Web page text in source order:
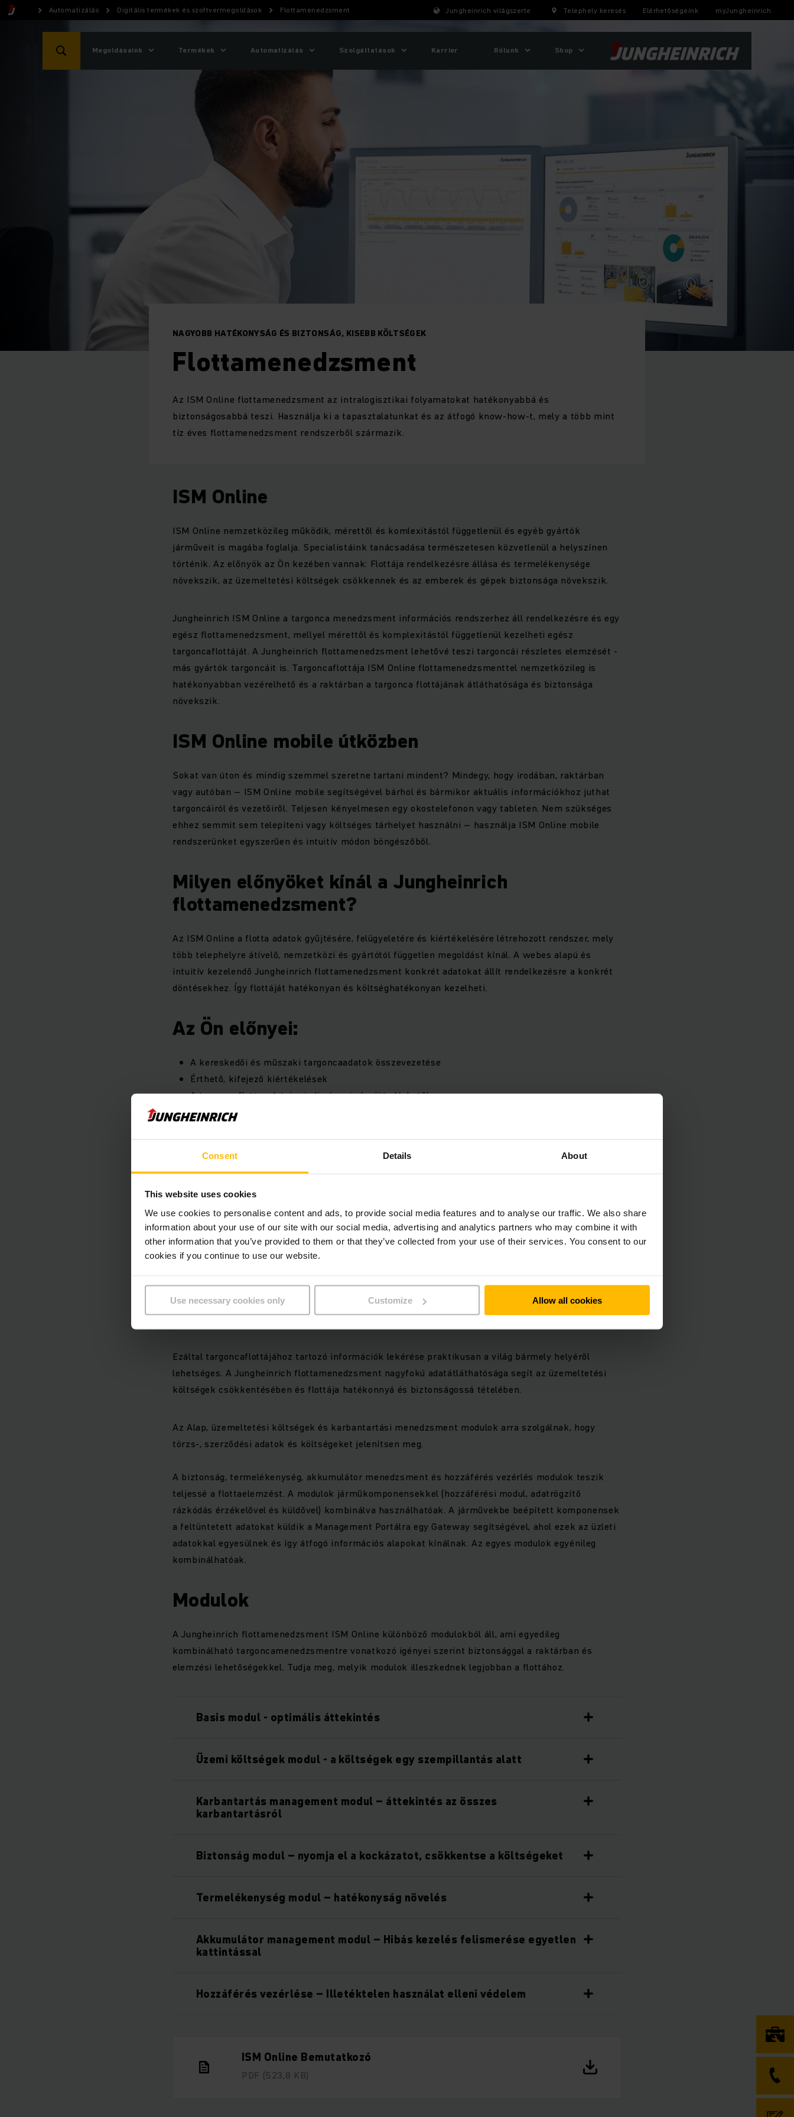
Consent Details About
This website uses cookies
We use cookies to personalise content and ads, to provide social media features and to analyse our traffic. We also share
information about your use of our site with our social media, advertising and analytics partners who may combine it with
other information that you’ve provided to them or that they’ve collected from your use of their services. You consent to our
cookies if you continue to use our website.
Use necessary cookies only Customize Allow all cookies
Automatizálás Digitális termékek és szoftvermegoldások Flottamenedzsment Jungheinrich világszerte Telephely keresés Elérhetőségeink myJungheinrich
Megoldásaink Termékek Automatizálás Szolgáltatások Karrier Rólunk Shop
NAGYOBB HATÉKONYSÁG ÉS BIZTONSÁG, KISEBB KÖLTSÉGEK
Flottamenedzsment
Az ISM Online flottamenedzsment az intralogisztikai folyamatokat hatékonyabbá és
biztonságosabbá teszi. Használja ki a tapasztalatunkat és az átfogó know-how-t, mely a több mint
tíz éves flottamenedzsment rendszerből származik.
ISM Online
ISM Online nemzetközileg működik, mérettől és komlexitástól függetlenül és egyéb gyártók
járműveit is magába foglalja. Specialistáink tanácsadása természetesen közvetlenül a helyszínen
történik. Az előnyök az Ön kezében vannak: Flottája rendelkezésre állása és termelékenysége
növekszik, az üzemeltetési költségek csökkennek és az emberek és gépek biztonsága növekszik.
Jungheinrich ISM Online a targonca menedzsment információs rendszerhez áll rendelkezésre és egy
egész flottamenedzsment, mellyel mérettől és komplexitástól függetlenül kezelheti egész
targoncaflottáját. A Jungheinrich flottamenedzsment lehetővé teszi targoncái részletes elemzését -
más gyártók targoncáit is. Targoncaflottája ISM Online flottamenedzsmenttel nemzetközileg is
hatékonyabban vezérelhető és a raktárban a targonca flottájának átláthatósága és biztonsága
növekszik.
ISM Online mobile útközben
Sokat van úton és mindig szemmel szeretne tartani mindent? Mindegy, hogy irodában, raktárban
vagy autóban – ISM Online mobile segítségével bárhol és bármikor aktuális információkhoz juthat
targoncáiról és vezetőiről. Teljesen kényelmesen egy okostelefonon vagy tableten. Nem szükséges
ehhez semmit sem telepíteni vagy költséges tárhelyet használni – használja ISM Online mobile
rendszerünket egyszerűen és intuitív módon böngészőből.
Milyen előnyöket kínál a Jungheinrich
flottamenedzsment?
Az ISM Online a flotta adatok gyűjtésére, felügyeletére és kiértékelésére létrehozott rendszer, mely
több telephelyre átívelő, nemzetközi és gyártótól független megoldást kínál. A webes alapú és
intuitív kezelendő Jungheinrich flottamenedzsment konkrét adatokat állít rendelkezésre a konkrét
döntésekhez. Így flottáját hatékonyan és költséghatékonyan kezelheti.
Az Ön előnyei:
A kereskedői és műszaki targoncaadatok összevezetése
Érthető, kifejező kiértékelések
A targoncaflotta adatai mindig és mindenütt elérhetők
Flottája telephelyen átívelő és nemzetközi adatai
Egyénileg kombinálható flottamenedzsment modulok
Flottájának költségoptimalizálása
Mobil eszközökkel való használatra optimalizálva
Hogyan működik ISM Online?
targoncájáról szóló alkalmazási-, valamint ütközési adatot egy rendszerben. Flottájának megfelelő
adataihoz történő hozzáférés a Management Portálon keresztül történik az internet egy védett
tartományában.
Ezáltal targoncaflottájához tartozó információk lekérése praktikusan a világ bármely helyéről
lehetséges. A Jungheinrich flottamenedzsment nagyfokú adatátláthatósága segít az üzemeltetési
költségek csökkentésében és flottája hatékonnyá és biztonságossá tételében.
Az Alap, üzemeltetési költségek és karbantartási menedzsment modulok arra szolgálnak, hogy
törzs-, szerződési adatok és költségeket jelenítsen meg.
A biztonság, termelékenység, akkumulátor menedzsment és hozzáférés vezérlés modulok teszik
teljessé a flottaelemzést. A modulok járműkomponensekkel (hozzáférési modul, adatrögzítő
rázkódás érzékelővel és küldővel) kombinálva használhatóak. A járművekbe beépített komponensek
a feltüntetett adatokat küldik a Management Portálra egy Gateway segítségével, ahol ezek az üzleti
adatokkal egyesülnek és így átfogó információs alapokat kínálnak. Az egyes modulok egyénileg
kombinálhatóak.
Modulok
A Jungheinrich flottamenedzsment ISM Online különböző modulokból áll, ami egyedileg
kombinálható targoncamenedzsmentre vonatkozó igényei szerint biztonsággal a raktárban és
elemzési lehetőségekkel. Tudja meg, melyik modulok illeszkednek legjobban a flottához.
Basis modul - optimális áttekintés
Üzemi költségek modul - a költségek egy szempillantás alatt
Karbantartás management modul – áttekintés az összes
karbantartásról
Biztonság modul – nyomja el a kockázatot, csökkentse a költségeket
Termelékenység modul – hatékonyság növelés
Akkumulátor management modul – Hibás kezelés felismerése egyetlen
kattintással
Hozzáférés vezérlése – Illetéktelen használat elleni védelem
ISM Online Bemutatkozó
PDF (523,8 KB)